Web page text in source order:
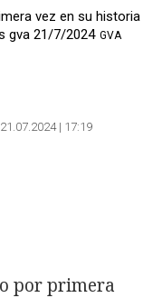
vez en su historia
gva 21/7/2024 GVA
21.07.2024 | 17:19
por primera